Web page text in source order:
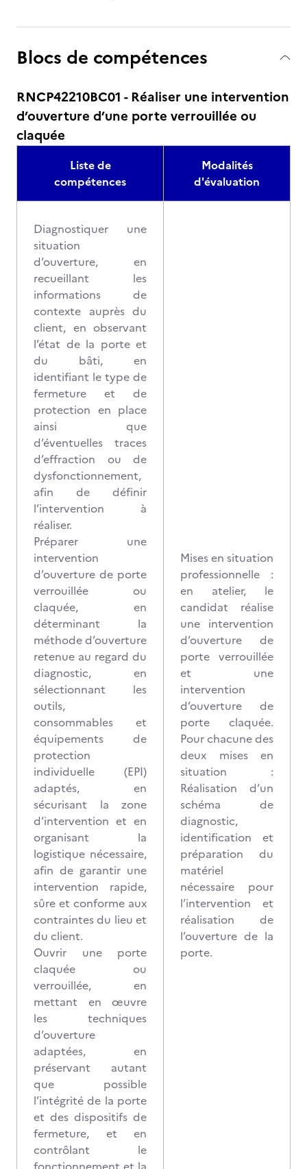
Blocs de compétences
RNCP42210BC01 - Réaliser une intervention
d’ouverture d’une porte verrouillée ou
claquée
Liste de
compétences
Modalités
d'évaluation
Diagnostiquer une
situation
d’ouverture, en
recueillant les
informations de
contexte auprès du
client, en observant
l’état de la porte et
du bâti, en
identifiant le type de
fermeture et de
protection en place
ainsi que
d’éventuelles traces
d’effraction ou de
dysfonctionnement,
afin de définir
l’intervention à
réaliser.
Préparer une
intervention
d’ouverture de porte
verrouillée ou
claquée, en
déterminant la
méthode d’ouverture
retenue au regard du
diagnostic, en
sélectionnant les
outils,
consommables et
équipements de
protection
individuelle (EPI)
adaptés, en
sécurisant la zone
d’intervention et en
organisant la
logistique nécessaire,
afin de garantir une
intervention rapide,
sûre et conforme aux
contraintes du lieu et
du client.
Ouvrir une porte
claquée ou
verrouillée, en
mettant en œuvre
les techniques
d’ouverture
adaptées, en
préservant autant
que possible
l’intégrité de la porte
et des dispositifs de
fermeture, et en
contrôlant le
Mises en situation
professionnelle :
en atelier, le
candidat réalise
une intervention
d’ouverture de
porte verrouillée
et une
intervention
d’ouverture de
porte claquée.
Pour chacune des
deux mises en
situation :
Réalisation d’un
schéma de
diagnostic,
identification et
préparation du
matériel
nécessaire pour
l’intervention et
réalisation de
l’ouverture de la
porte.